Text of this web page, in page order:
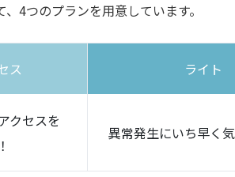
4つのプランを用意しています。
ス ライト
クセスを
異常発生にいち早く